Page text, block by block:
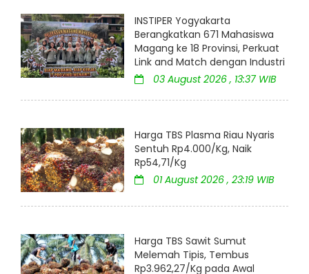
INSTIPER Yogyakarta
Berangkatkan 671 Mahasiswa
Magang ke 18 Provinsi, Perkuat
Link and Match dengan Industri
03 August 2026 , 13:37 WIB
Harga TBS Plasma Riau Nyaris
Sentuh Rp4.000/Kg, Naik
Rp54,71/Kg
01 August 2026 , 23:19 WIB
Harga TBS Sawit Sumut
Melemah Tipis, Tembus
Rp3.962,27/Kg pada Awal